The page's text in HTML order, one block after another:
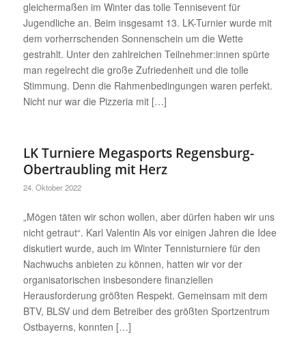
gleichermaßen im Winter das tolle Tennisevent für
Jugendliche an. Beim insgesamt 13. LK-Turnier wurde mit
dem vorherrschenden Sonnenschein um die Wette
gestrahlt. Unter den zahlreichen Teilnehmer:innen spürte
man regelrecht die große Zufriedenheit und die tolle
Stimmung. Denn die Rahmenbedingungen waren perfekt.
Nicht nur war die Pizzeria mit […]
LK Turniere Megasports Regensburg-
Obertraubling mit Herz
24. Oktober 2022
„Mögen täten wir schon wollen, aber dürfen haben wir uns
nicht getraut“. Karl Valentin Als vor einigen Jahren die Idee
diskutiert wurde, auch im Winter Tennisturniere für den
Nachwuchs anbieten zu können, hatten wir vor der
organisatorischen insbesondere finanziellen
Herausforderung größten Respekt. Gemeinsam mit dem
BTV, BLSV und dem Betreiber des größten Sportzentrum
Ostbayerns, konnten […]